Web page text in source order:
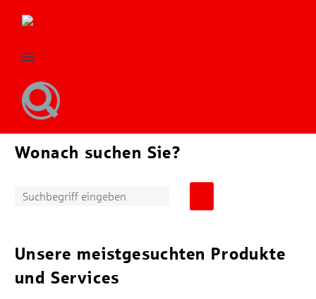
Wonach suchen Sie?
Unsere meistgesuchten Produkte
und Services